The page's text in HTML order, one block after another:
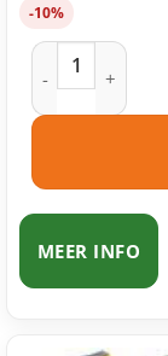
-10%
Brother LC121
MEER INFO